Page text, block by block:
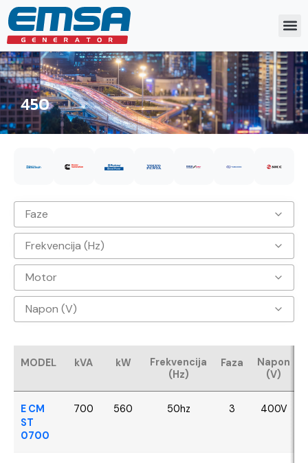
450
Faze
3
Frekvencija (Hz)
50hz
Motor
Baudouin
CUMMINS
Perkins
Napon (V)
400V
MODEL kVA kW
Frekvencija
(Hz)
Faza
Napon
(V)
E CM
ST
0700
700 560 50hz 3 400V